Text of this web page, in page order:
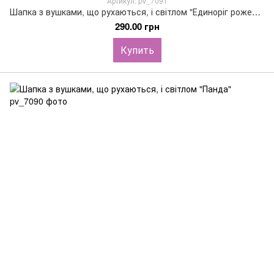
Шапка з вушками, що рухаються, і світлом "Единоріг рожевий"
290.00 грн
Купить